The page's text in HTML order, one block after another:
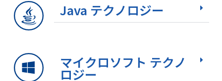
Java テクノロジー
マイクロソフト テクノ
ロジー